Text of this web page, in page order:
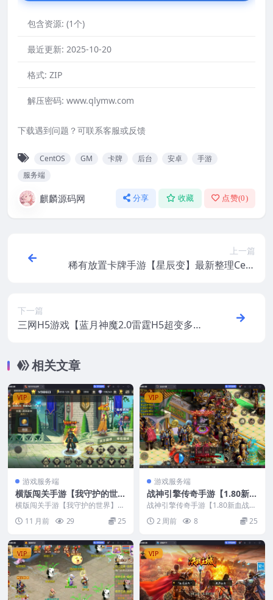
包含资源: (1个)
最近更新: 2025-10-20
格式: ZIP
解压密码: www.qlymw.com
下载遇到问题？可联系客服或反馈
CentOS GM 卡牌 后台 安卓
手游
服务端
麒麟源码网 分享 收藏 点赞(0)
上一篇
稀有放置卡牌手游【星辰变】最新整理Cent
下一篇
三网H5游戏【蓝月神魔2.0雷霆H5超变多区
频教程相关文章
VIP
游戏服务端
横版闯关手游【我守护的世
界】最新整理Win手工服务端
+GM后台
横版闯关手游【我守护的世界】最
新整理Win手工服务端+GM后台
11 月前 29 25
VIP
游戏服务端
战神引擎传奇手游【1.80新血
战元素】最新整理Win系特色
服务端+安卓+GM授权物品后
台+视频教程
战神引擎传奇手游【1.80新血战元
素】最新整理Win系特色服务端
+安卓+GM授权...
2 周前 8 25
VIP VIP